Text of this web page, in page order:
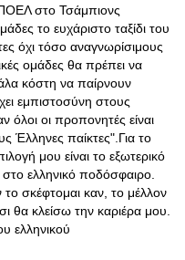
στο Τσάμπιονς
το ευχάριστο ταξίδι του
όχι τόσο αναγνωρίσιμους
ομάδες θα πρέπει να
κόστη να παίρνουν
εμπιστοσύνη στους
όλοι οι προπονητές είναι
Έλληνες παίκτες".Για το
μου είναι το εξωτερικό
ελληνικό ποδόσφαιρο.
σκέφτομαι καν, το μέλλον
θα κλείσω την καριέρα μου.
ελληνικού